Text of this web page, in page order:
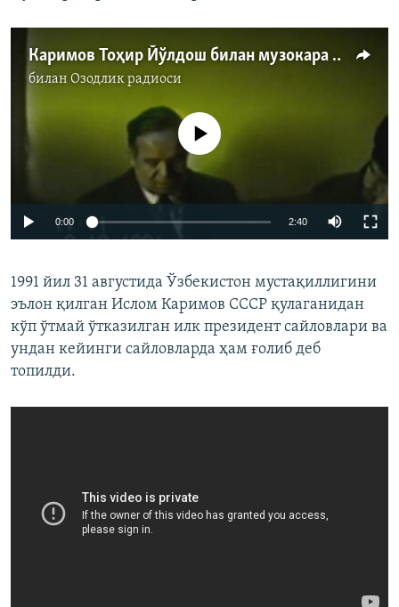
Каримов Тоҳир Йўлдош билан музокара қилмоқда
билан Озодлик радиоси
Айни дамда медиа-манба мавжуд эмас
0:00 2:40
1991 йил 31 августида Ўзбекистон мустақиллигини
эълон қилган Ислом Каримов СССР қулаганидан
кўп ўтмай ўтказилган илк президент сайловлари ва
ундан кейинги сайловларда ҳам ғолиб деб
топилди.